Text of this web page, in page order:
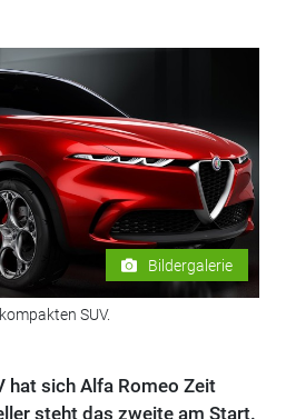
Bildergalerie
SUV.
hat sich Alfa Romeo Zeit
steht das zweite am Start.